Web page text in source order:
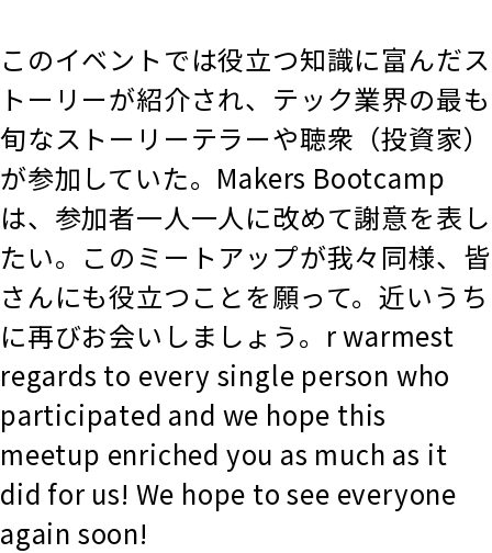
このイベントでは役立つ知識に富んだス
トーリーが紹介され、テック業界の最も
旬なストーリーテラーや聴衆（投資家）
が参加していた。Makers Bootcamp
は、参加者一人一人に改めて謝意を表し
たい。このミートアップが我々同様、皆
さんにも役立つことを願って。近いうち
に再びお会いしましょう。r warmest
regards to every single person who
participated and we hope this
meetup enriched you as much as it
did for us! We hope to see everyone
again soon!